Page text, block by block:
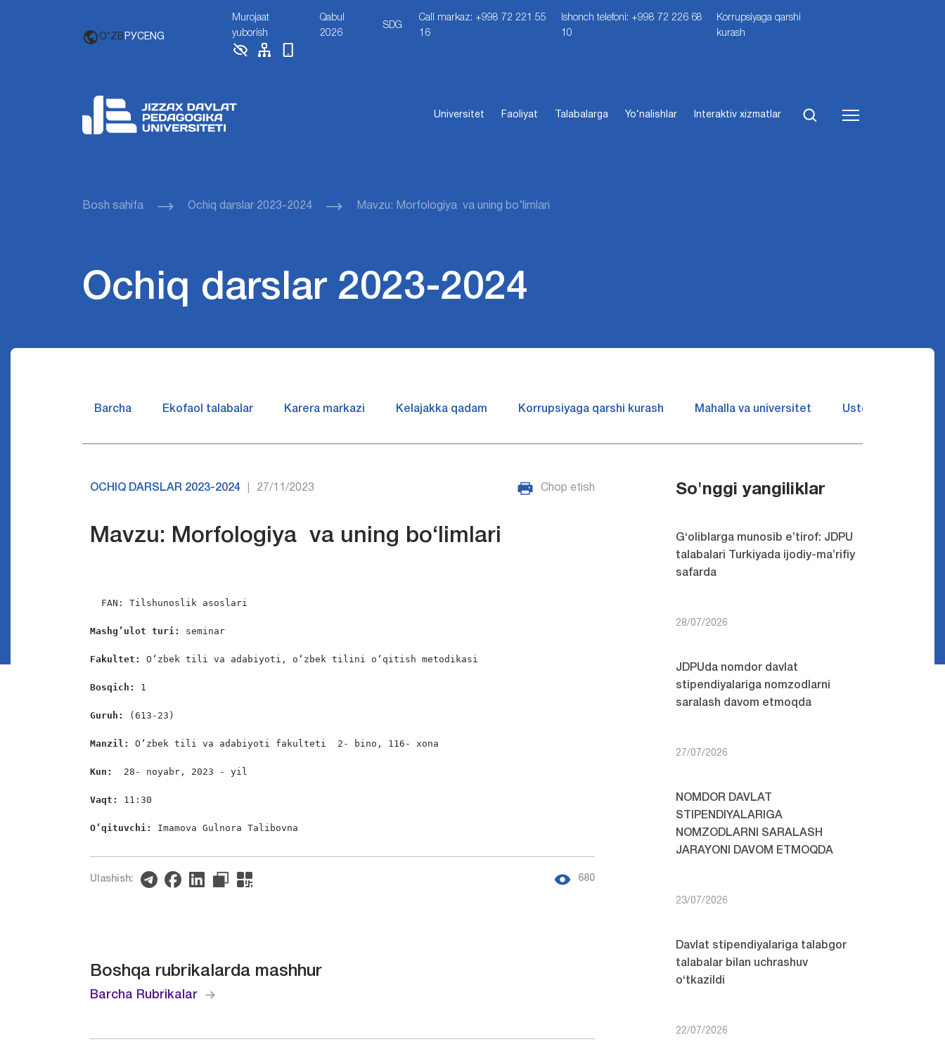
O'ZB РУСENG
Murojaat
yuborish
Qabul
2026
SDG
Call markaz: +998 72 221 55
16
Ishonch telefoni: +998 72 226 68
10
Korrupsiyaga qarshi
kurash
Universitet Faoliyat Talabalarga Yo‘nalishlar Interaktiv xizmatlar
Bosh sahifa Ochiq darslar 2023-2024 Mavzu: Morfologiya va uning bo‘limlari
Ochiq darslar 2023-2024
Barcha Ekofaol talabalar Karera markazi Kelajakka qadam Korrupsiyaga qarshi kurash Mahalla va universitet Ustozlar suhbatin
OCHIQ DARSLAR 2023-2024 27/11/2023 Chop etish
Mavzu: Morfologiya va uning bo‘limlari
FAN: Tilshunoslik asoslari
Mashg’ulot turi: seminar
Fakultet: O‘zbek tili va adabiyoti, o‘zbek tilini o‘qitish metodikasi
Bosqich: 1
Guruh: (613-23)
Manzil: O‘zbek tili va adabiyoti fakulteti  2- bino, 116- xona
Kun: 28- noyabr, 2023 - yil
Vaqt: 11:30
O‘qituvchi: Imamova Gulnora Talibovna
Ulashish: 680
Boshqa rubrikalarda mashhur
Barcha Rubrikalar
So'nggi yangiliklar
G‘oliblarga munosib e’tirof: JDPU
talabalari Turkiyada ijodiy-ma’rifiy
safarda
28/07/2026
JDPUda nomdor davlat
stipendiyalariga nomzodlarni
saralash davom etmoqda
27/07/2026
NOMDOR DAVLAT
STIPENDIYALARIGA
NOMZODLARNI SARALASH
JARAYONI DAVOM ETMOQDA
23/07/2026
Davlat stipendiyalariga talabgor
talabalar bilan uchrashuv
o‘tkazildi
22/07/2026